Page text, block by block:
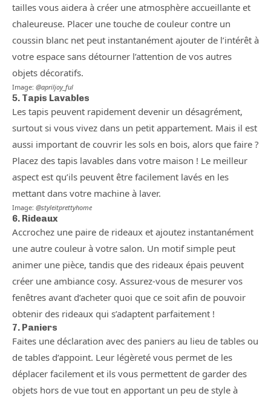
tailles vous aidera à créer une atmosphère accueillante et
chaleureuse. Placer une touche de couleur contre un
coussin blanc net peut instantanément ajouter de l’intérêt à
votre espace sans détourner l’attention de vos autres
objets décoratifs.
Image: @apriljoy_ful
5. Tapis Lavables
Les tapis peuvent rapidement devenir un désagrément,
surtout si vous vivez dans un petit appartement. Mais il est
aussi important de couvrir les sols en bois, alors que faire ?
Placez des tapis lavables dans votre maison ! Le meilleur
aspect est qu’ils peuvent être facilement lavés en les
mettant dans votre machine à laver.
Image: @styleitprettyhome
6. Rideaux
Accrochez une paire de rideaux et ajoutez instantanément
une autre couleur à votre salon. Un motif simple peut
animer une pièce, tandis que des rideaux épais peuvent
créer une ambiance cosy. Assurez-vous de mesurer vos
fenêtres avant d’acheter quoi que ce soit afin de pouvoir
obtenir des rideaux qui s’adaptent parfaitement !
7. Paniers
Faites une déclaration avec des paniers au lieu de tables ou
de tables d’appoint. Leur légèreté vous permet de les
déplacer facilement et ils vous permettent de garder des
objets hors de vue tout en apportant un peu de style à